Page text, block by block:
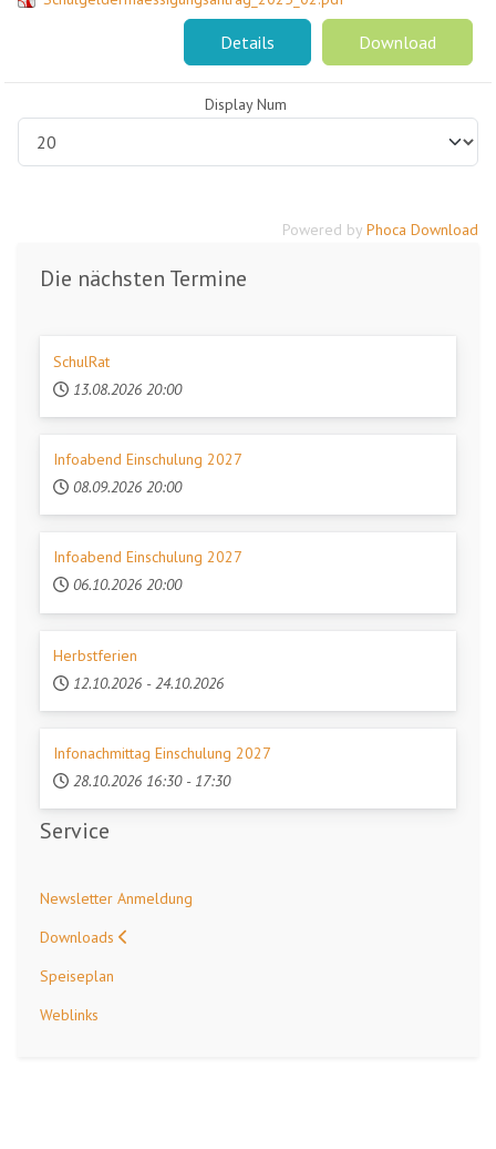
Download
Details
Display Num
Powered by Phoca Download
Die nächsten Termine
SchulRat
13.08.2026 20:00
Infoabend Einschulung 2027
08.09.2026 20:00
Infoabend Einschulung 2027
06.10.2026 20:00
Herbstferien
12.10.2026 - 24.10.2026
Infonachmittag Einschulung 2027
28.10.2026 16:30 - 17:30
Service
Newsletter Anmeldung
Downloads
Speiseplan
Weblinks